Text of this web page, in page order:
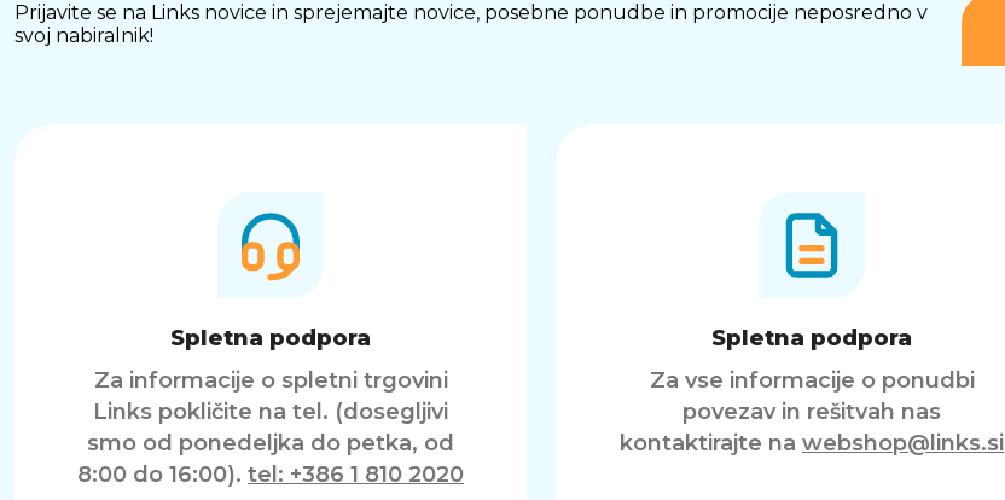
Prijavite se na Links novice in sprejemajte novice, posebne ponudbe in promocije neposredno v
svoj nabiralnik!
Spletna podpora
Za informacije o spletni trgovini
Links pokličite na tel. (dosegljivi
smo od ponedeljka do petka, od
8:00 do 16:00). tel: +386 1 810 2020
Spletna podpora
Za vse informacije o ponudbi
povezav in rešitvah nas
kontaktirajte na webshop@links.si